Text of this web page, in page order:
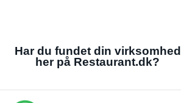
Har du fundet din virksomhed
her på Restaurant.dk?